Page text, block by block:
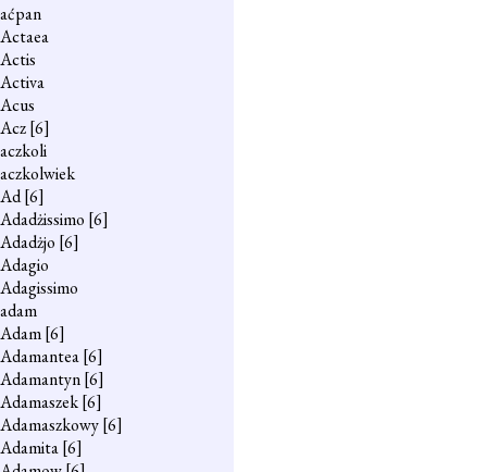
aćpan
Actaea
Actis
Activa
Acus
Acz[6]
aczkoli
aczkolwiek
Ad[6]
Adadżissimo [6]
Adadżjo [6]
Adagio
Adagissimo
adam
Adam[6]
Adamantea[6]
Adamantyn[6]
Adamaszek[6]
Adamaszkowy[6]
Adamita[6]